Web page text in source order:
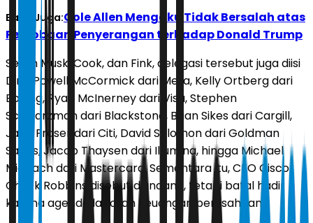
Baca Juga:Cole Allen Mengaku Tidak Bersalah atas
Percobaan Penyerangan terhadap Donald Trump
Selain Musk, Cook, dan Fink, delegasi tersebut juga diisi
Dina Powell McCormick dari Meta, Kelly Ortberg dari
Boeing, Ryan McInerney dari Visa, Stephen
Schwarzman dari Blackstone, Brian Sikes dari Cargill,
Jane Fraser dari Citi, David Solomon dari Goldman
Sachs, Jacob Thaysen dari Illumina, hingga Michael
Miebach dari Mastercard. Sementara itu, CEO Cisco
Chuck Robbins disebut diundang, tetapi batal hadir
karena agenda laporan keuangan perusahaan.